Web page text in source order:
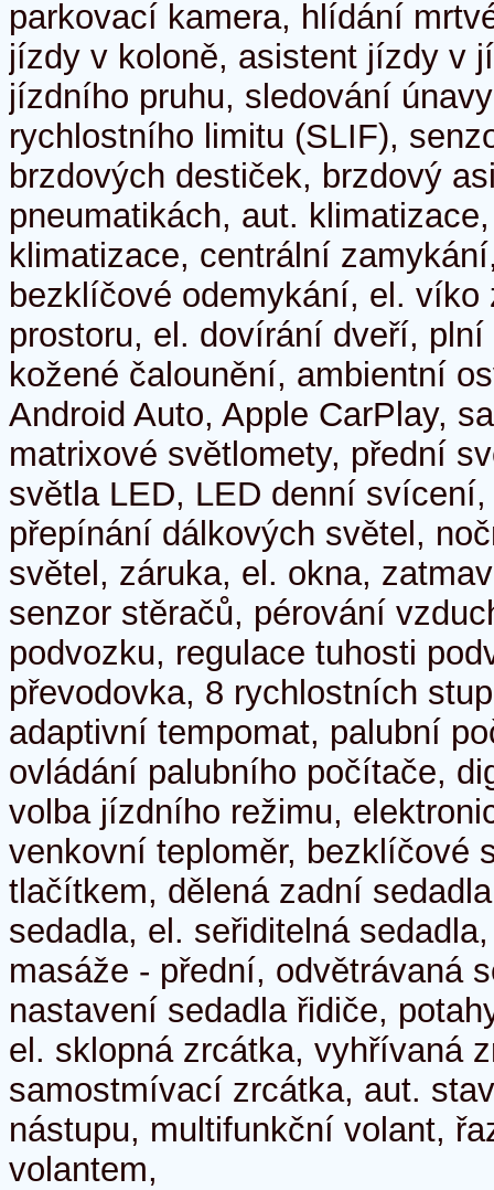
parkovací kamera, hlídání
jízdy v koloně, asistent jízdy v
jízdního pruhu, sledování
rychlostního limitu (SLIF),
brzdových destiček, brzdový
pneumatikách, aut.
klimatizace, centrální
bezklíčové odemykání, el. víko
prostoru, el. dovírání dveří,
kožené čalounění, ambientní
Android Auto, Apple CarPlay,
matrixové světlomety, přední
světla LED, LED denní
přepínání dálkových světel,
světel, záruka, el. okna,
senzor stěračů, pérování
podvozku, regulace tuhosti
převodovka, 8 rychlostních
adaptivní tempomat, palubní
ovládání palubního počítače,
volba jízdního režimu,
venkovní teploměr, bezklíčové
tlačítkem, dělená zadní
sedadla, el. seřiditelná
masáže - přední, odvětrávaná
nastavení sedadla řidiče,
el. sklopná zrcátka, vyhřívaná
samostmívací zrcátka, aut.
nástupu, multifunkční volant,
volantem,